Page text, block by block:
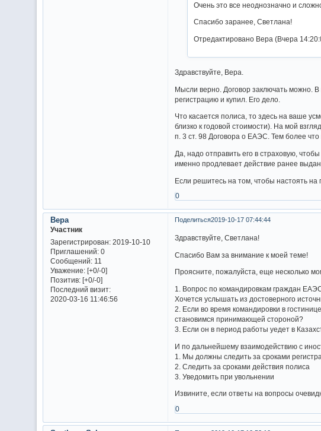
Очень это все неоднозначно и
Спасибо заранее, Светлана!
Отредактировано Вера (Вчера
Здравствуйте, Вера.
Мысли верно. Договор заключать можно.
регистрацию и купил. Его дело.
Что касается полиса, то здесь на ваше
близко к годовой стоимости). На мой
п. 3 ст. 98 Договора о ЕАЭС. Тем более
Да, надо отправить его в страховую,
именно продлевает действие ранее
Если решитесь на том, чтобы настоять
0
Поделиться2019-10-17 07:44:44
Вера
Участник
Зарегистрирован: 2019-10-10
Приглашений:0
Сообщений:11
Уважение: [+0/-0]
Позитив: [+0/-0]
Последний визит:
2020-03-16 11:46:56
Здравствуйте, Светлана!
Спасибо Вам за внимание к моей теме!
Проясните, пожалуйста, еще несколько
1. Вопрос по командировкам граждан
Хочется услышать из достоверного
2. Если во время командировки в
становимся принимающей стороной?
3. Если он в период работы уедет в
И по дальнейшему взаимодействию с
1. Мы должны следить за сроками
2. Следить за сроками действия полиса
3. Уведомить при увольнении
Извините, если ответы на вопросы
0